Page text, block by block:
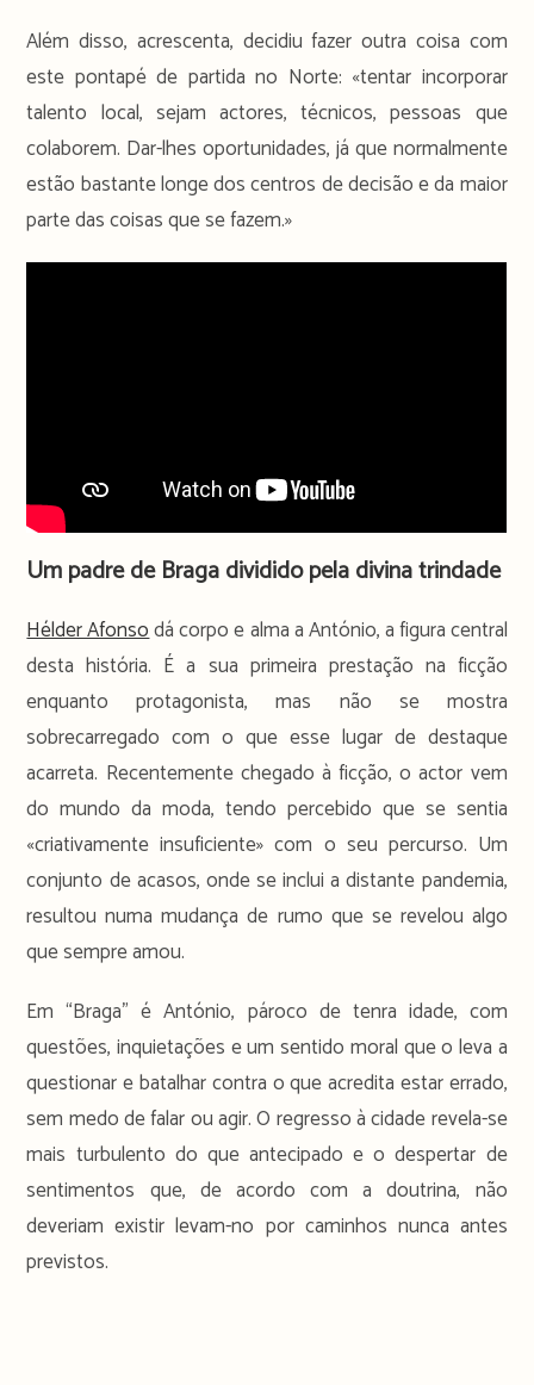
Além disso, acrescenta, decidiu fazer outra coisa com
este pontapé de partida no Norte: «tentar incorporar
talento local, sejam actores, técnicos, pessoas que
colaborem. Dar-lhes oportunidades, já que normalmente
estão bastante longe dos centros de decisão e da maior
parte das coisas que se fazem.»
Um padre de Braga dividido pela divina trindade
Hélder Afonsodá corpo e alma a António, a figura central
desta história. É a sua primeira prestação na ficção
enquanto protagonista, mas não se mostra
sobrecarregado com o que esse lugar de destaque
acarreta. Recentemente chegado à ficção, o actor vem
do mundo da moda, tendo percebido que se sentia
«criativamente insuficiente» com o seu percurso. Um
conjunto de acasos, onde se inclui a distante pandemia,
resultou numa mudança de rumo que se revelou algo
que sempre amou.
Em “Braga” é António, pároco de tenra idade, com
questões, inquietações e um sentido moral que o leva a
questionar e batalhar contra o que acredita estar errado,
sem medo de falar ou agir. O regresso à cidade revela-se
mais turbulento do que antecipado e o despertar de
sentimentos que, de acordo com a doutrina, não
deveriam existir levam-no por caminhos nunca antes
previstos.